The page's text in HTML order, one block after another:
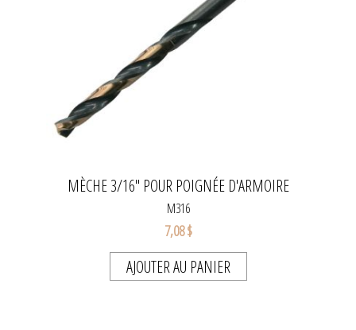
MÈCHE 3/16" POUR POIGNÉE D'ARMOIRE
M316
7,08 $
AJOUTER AU PANIER